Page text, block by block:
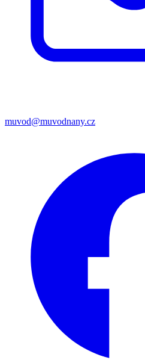
muvod@muvodnany.cz